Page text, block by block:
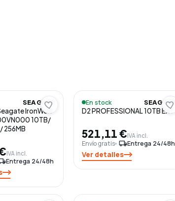
SEAGATE
IronWolf
10TB/
256MB
IVA incl.
Entrega 24/48h
En stock SEAGATE
D2 PROFESSIONAL 10TB EXT
521,11 €IVA incl.
Envío gratis local_shippingEntrega 24/48h
Ver detalles